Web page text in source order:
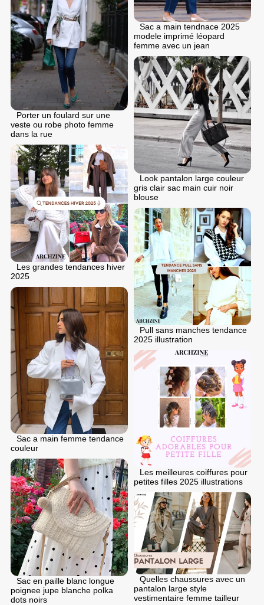
Sac a main tendnace 2025
modele imprimé léopard
femme avec un jean
Porter un foulard sur une
veste ou robe photo femme
dans la rue
Look pantalon large couleur
gris clair sac main cuir noir
blouse
Les grandes tendances hiver
2025
Pull sans manches tendance
2025 illustration
Sac a main femme tendance
couleur
Les meilleures coiffures pour
petites filles 2025 illustrations
Sac en paille blanc longue
poignee jupe blanche polka
dots noirs
Quelles chaussures avec un
pantalon large style
vestimentaire femme tailleur